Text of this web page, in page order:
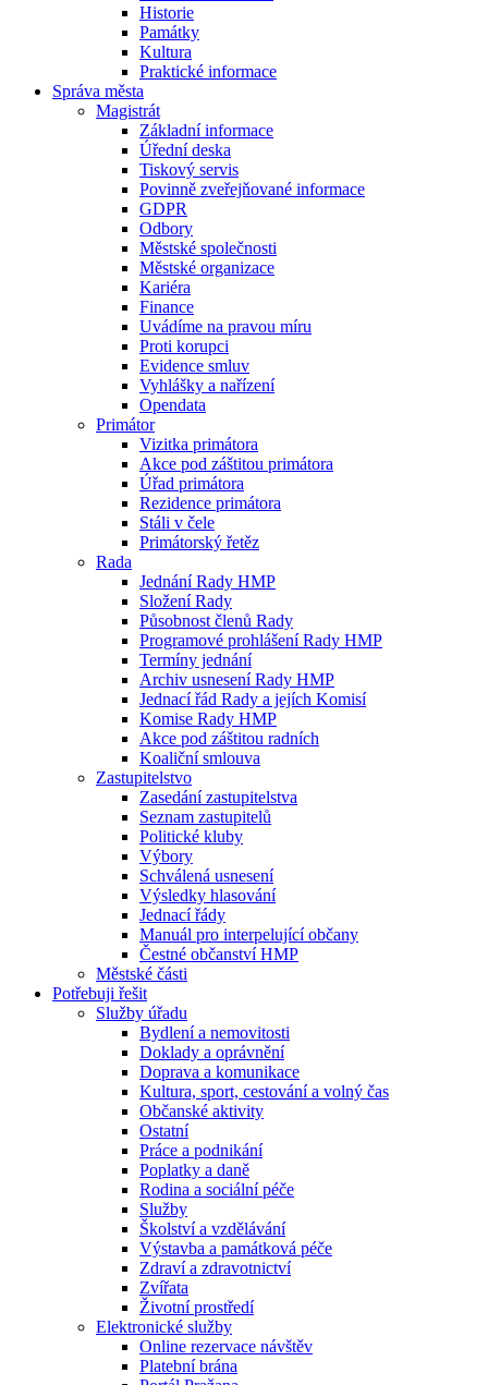
Historie
Památky
Kultura
Praktické informace
Správa města
Magistrát
Základní informace
Úřední deska
Tiskový servis
Povinně zveřejňované informace
GDPR
Odbory
Městské společnosti
Městské organizace
Kariéra
Finance
Uvádíme na pravou míru
Proti korupci
Evidence smluv
Vyhlášky a nařízení
Opendata
Primátor
Vizitka primátora
Akce pod záštitou primátora
Úřad primátora
Rezidence primátora
Stáli v čele
Primátorský řetěz
Rada
Jednání Rady HMP
Složení Rady
Působnost členů Rady
Programové prohlášení Rady HMP
Termíny jednání
Archiv usnesení Rady HMP
Jednací řád Rady a jejích Komisí
Komise Rady HMP
Akce pod záštitou radních
Koaliční smlouva
Zastupitelstvo
Zasedání zastupitelstva
Seznam zastupitelů
Politické kluby
Výbory
Schválená usnesení
Výsledky hlasování
Jednací řády
Manuál pro interpelující občany
Čestné občanství HMP
Městské části
Potřebuji řešit
Služby úřadu
Bydlení a nemovitosti
Doklady a oprávnění
Doprava a komunikace
Kultura, sport, cestování a volný čas
Občanské aktivity
Ostatní
Práce a podnikání
Poplatky a daně
Rodina a sociální péče
Služby
Školství a vzdělávání
Výstavba a památková péče
Zdraví a zdravotnictví
Zvířata
Životní prostředí
Elektronické služby
Online rezervace návštěv
Platební brána